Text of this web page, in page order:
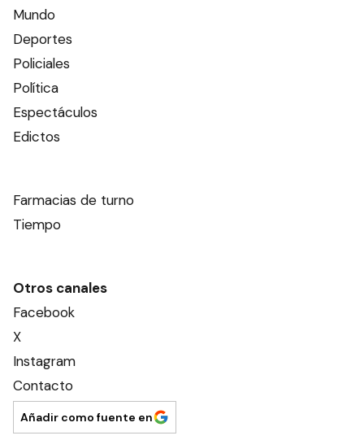
Mundo
Deportes
Policiales
Política
Espectáculos
Edictos
Farmacias de turno
Tiempo
Otros canales
Facebook
X
Instagram
Contacto
Añadir como fuente en